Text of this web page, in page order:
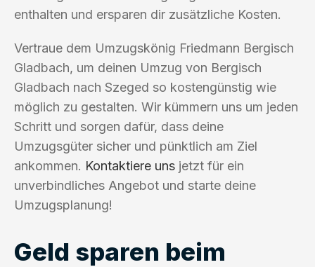
enthalten und ersparen dir zusätzliche Kosten.
Vertraue dem Umzugskönig Friedmann Bergisch
Gladbach, um deinen Umzug von Bergisch
Gladbach nach Szeged so kostengünstig wie
möglich zu gestalten. Wir kümmern uns um jeden
Schritt und sorgen dafür, dass deine
Umzugsgüter sicher und pünktlich am Ziel
ankommen. Kontaktiere uns jetzt für ein
unverbindliches Angebot und starte deine
Umzugsplanung!
Geld sparen beim